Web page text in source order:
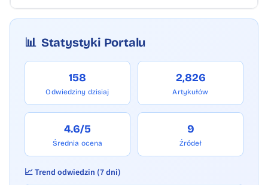
📊 Statystyki Portalu
158
Odwiedziny dzisiaj
2,826
Artykułów
4.6/5
Średnia ocena
9
Źródeł
📈 Trend odwiedzin (7 dni)